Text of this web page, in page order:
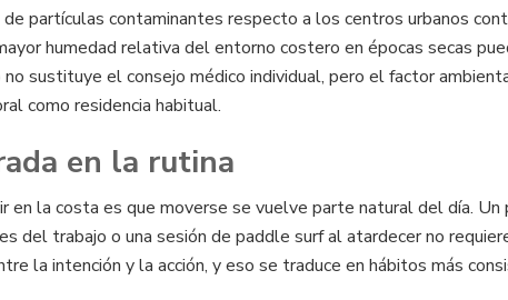
partículas contaminantes respecto a los centros urbanos
humedad relativa del entorno costero en épocas secas
sustituye el consejo médico individual, pero el factor
como residencia habitual.
en la rutina
en la costa es que moverse se vuelve parte natural del día.
del trabajo o una sesión de paddle surf al atardecer no
la intención y la acción, y eso se traduce en hábitos más